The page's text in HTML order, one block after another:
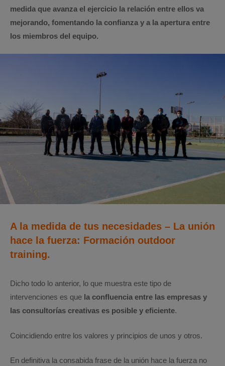
medida que avanza el ejercicio la relación entre ellos va
mejorando, fomentando la confianza y a la apertura entre
los miembros del equipo.
A la medida de tus necesidades – La unión
hace la fuerza: Formación outdoor
training.
Dicho todo lo anterior, lo que muestra este tipo de
intervenciones es que la confluencia entre las empresas y
las consultorías creativas es posible y eficiente.
Coincidiendo entre los valores y principios de unos y otros.
En definitiva la consabida frase de la unión hace la fuerza no